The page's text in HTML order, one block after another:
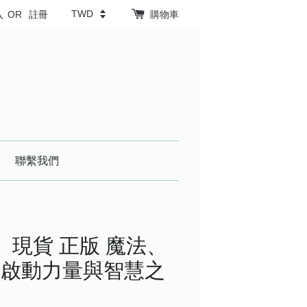
OR 註冊 購物車
聯繫我們
貨 正版 魔法、
動力量與智慧之